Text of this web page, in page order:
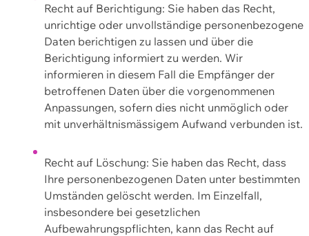
Recht auf Berichtigung: Sie haben das Recht,
unrichtige oder unvollständige personenbezogene
Daten berichtigen zu lassen und über die
Berichtigung informiert zu werden. Wir
informieren in diesem Fall die Empfänger der
betroffenen Daten über die vorgenommenen
Anpassungen, sofern dies nicht unmöglich oder
mit unverhältnismässigem Aufwand verbunden ist.
Recht auf Löschung: Sie haben das Recht, dass
Ihre personenbezogenen Daten unter bestimmten
Umständen gelöscht werden. Im Einzelfall,
insbesondere bei gesetzlichen
Aufbewahrungspflichten, kann das Recht auf